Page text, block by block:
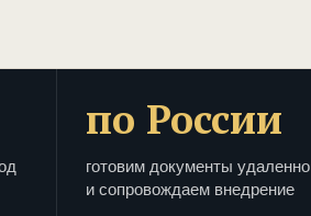
по России
готовим документы удаленно
и сопровождаем внедрение